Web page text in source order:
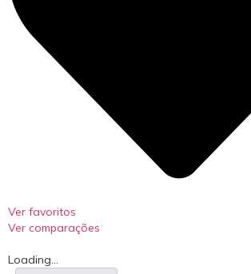
Ver favoritos
Ver comparações
Loading...